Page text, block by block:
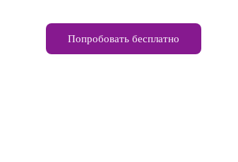
Попробовать бесплатно